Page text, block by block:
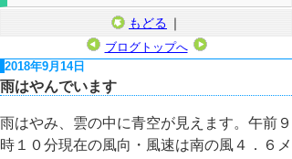
もどる ｜
ブログトップへ
2018年9月14日
雨はやんでいます
雨はやみ、雲の中に青空が見えます。午前９
時１０分現在の風向・風速は南の風４．６メ